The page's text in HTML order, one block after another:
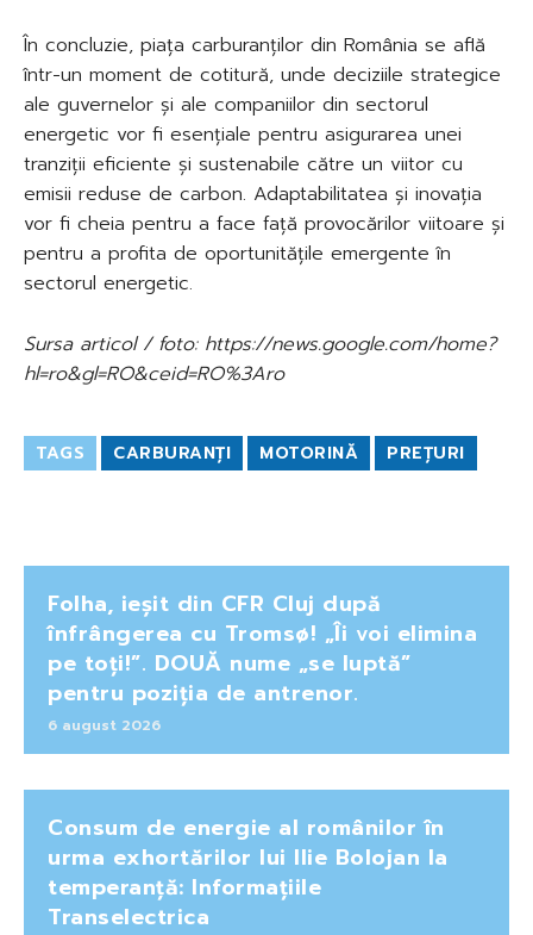
În concluzie, piața carburanților din România se află
într-un moment de cotitură, unde deciziile strategice
ale guvernelor și ale companiilor din sectorul
energetic vor fi esențiale pentru asigurarea unei
tranziții eficiente și sustenabile către un viitor cu
emisii reduse de carbon. Adaptabilitatea și inovația
vor fi cheia pentru a face față provocărilor viitoare și
pentru a profita de oportunitățile emergente în
sectorul energetic.
Sursa articol / foto: https://news.google.com/home?
hl=ro&gl=RO&ceid=RO%3Aro
TAGS CARBURANȚI MOTORINĂ PREȚURI
Folha, ieșit din CFR Cluj după
înfrângerea cu Tromsø! „Îi voi elimina
pe toți!”. DOUĂ nume „se luptă”
pentru poziția de antrenor.
6 august 2026
Consum de energie al românilor în
urma exhortărilor lui Ilie Bolojan la
temperanță: Informațiile
Transelectrica